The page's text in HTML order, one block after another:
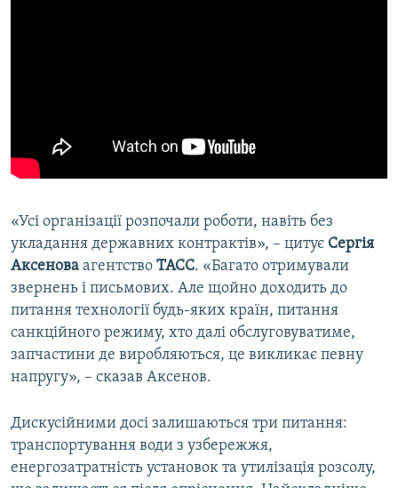
«Усі організації розпочали роботи, навіть без
укладання державних контрактів», – цитує Сергія
Аксенова агентство ТАСС. «Багато отримували
звернень і письмових. Але щойно доходить до
питання технології будь-яких країн, питання
санкційного режиму, хто далі обслуговуватиме,
запчастини де виробляються, це викликає певну
напругу», – сказав Аксенов.
Дискусійними досі залишаються три питання:
транспортування води з узбережжя,
енергозатратність установок та утилізація розсолу,